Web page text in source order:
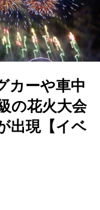
カーや車中
の花火大会
出現【イベ